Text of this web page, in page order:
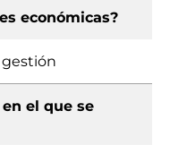
económicas?
el que se